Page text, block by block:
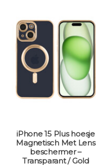
iPhone 15 Plus hoesje
Magnetisch Met Lens
beschermer –
Transparant / Gold